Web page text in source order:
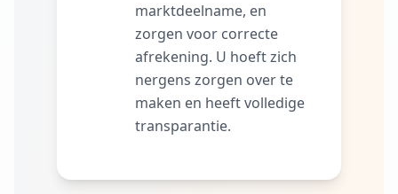
marktdeelname, en
zorgen voor correcte
afrekening. U hoeft zich
nergens zorgen over te
maken en heeft volledige
transparantie.